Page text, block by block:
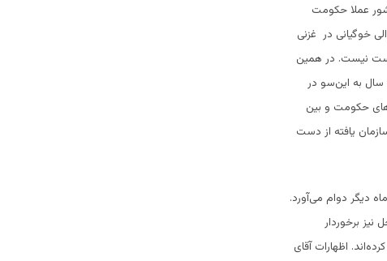
عملا حکومت
خوگیانی در غزنی
دست نیست. در همین
ولایت در انتخابات پارلمانی حداقل 12 ولسوالی ناامن اعلام شدند و هم اکنون ولسوالی ناوه از 3 سال به این‌سو در
حکومت و بین
یافته از دست
در ولایت قندهار هم اکنون عملیات بزرگی در جریان است و گفته می‌شود که این عملیات تا 18 ماه دیگر دوام می‌آورد.
برخوردار
اظهارات آقای